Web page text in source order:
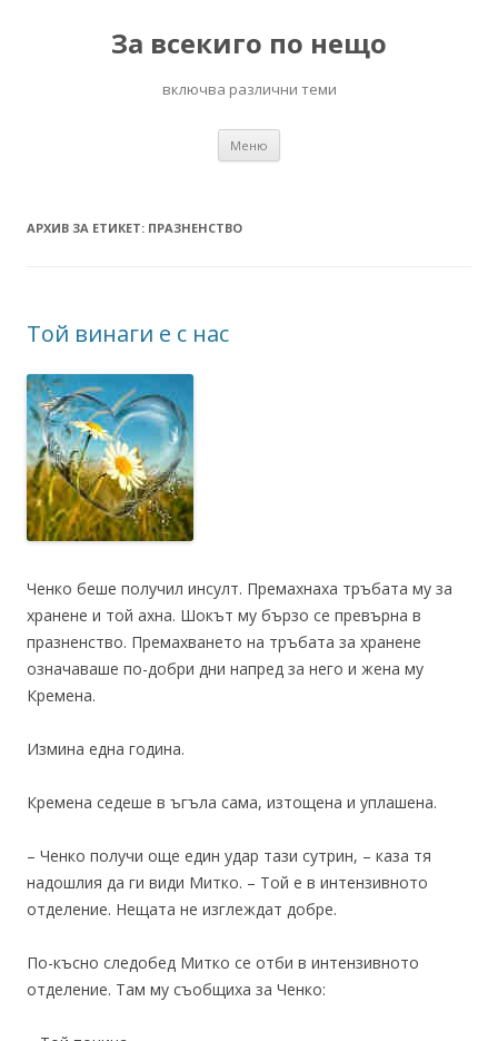
За всекиго по нещо
включва различни теми
Меню
АРХИВ ЗА ЕТИКЕТ: ПРАЗНЕНСТВО
Той винаги е с нас
Ченко беше получил инсулт. Премахнаха тръбата му за
хранене и той ахна. Шокът му бързо се превърна в
празненство. Премахването на тръбата за хранене
означаваше по-добри дни напред за него и жена му
Кремена.
Измина една година.
Кремена седеше в ъгъла сама, изтощена и уплашена.
– Ченко получи още един удар тази сутрин, – каза тя
надошлия да ги види Митко. – Той е в интензивното
отделение. Нещата не изглеждат добре.
По-късно следобед Митко се отби в интензивното
отделение. Там му съобщиха за Ченко: